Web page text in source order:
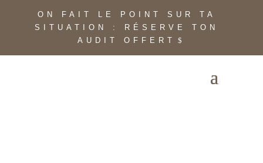
ON FAIT LE POINT SUR TA
SITUATION : RÉSERVE TON
AUDIT OFFERT